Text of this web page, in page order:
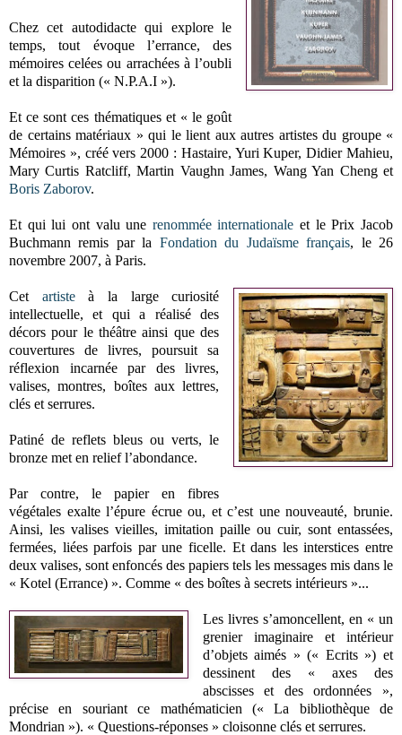
Chez cet autodidacte qui explore le
temps, tout évoque l’errance, des
mémoires celées ou arrachées à l’oubli
et la disparition (« N.P.A.I »).
Et ce sont ces thématiques et « le goût
de certains matériaux » qui le lient aux autres artistes du groupe «
Mémoires », créé vers 2000 : Hastaire, Yuri Kuper, Didier Mahieu,
Mary Curtis Ratcliff, Martin Vaughn James, Wang Yan Cheng et
Boris Zaborov.
Et qui lui ont valu une renommée internationale et le Prix Jacob
Buchmann remis par la Fondation du Judaïsme français, le 26
novembre 2007, à Paris.
Cet artisteà la large curiosité
intellectuelle, et qui a réalisé des
décors pour le théâtre ainsi que des
couvertures de livres, poursuit sa
réflexion incarnée par des livres,
valises, montres, boîtes aux lettres,
clés et serrures.
Patiné de reflets bleus ou verts, le
bronze met en relief l’abondance.
Par contre, le papier en fibres
végétales exalte l’épure écrue ou, et c’est une nouveauté, brunie.
Ainsi, les valises vieilles, imitation paille ou cuir, sont entassées,
fermées, liées parfois par une ficelle. Et dans les interstices entre
deux valises, sont enfoncés des papiers tels les messages mis dans le
« Kotel (Errance) ». Comme « des boîtes à secrets intérieurs »...
Les livres s’amoncellent, en « un
grenier imaginaire et intérieur
d’objets aimés » (« Ecrits ») et
dessinent des « axes des
abscisses et des ordonnées »,
précise en souriant ce mathématicien (« La bibliothèque de
Mondrian »). « Questions-réponses » cloisonne clés et serrures.